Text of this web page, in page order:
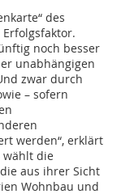
des
noch besser
unabhängigen
zwar durch
– sofern
werden“, erklärt
wählt die
aus ihrer Sicht
Wohnbau und